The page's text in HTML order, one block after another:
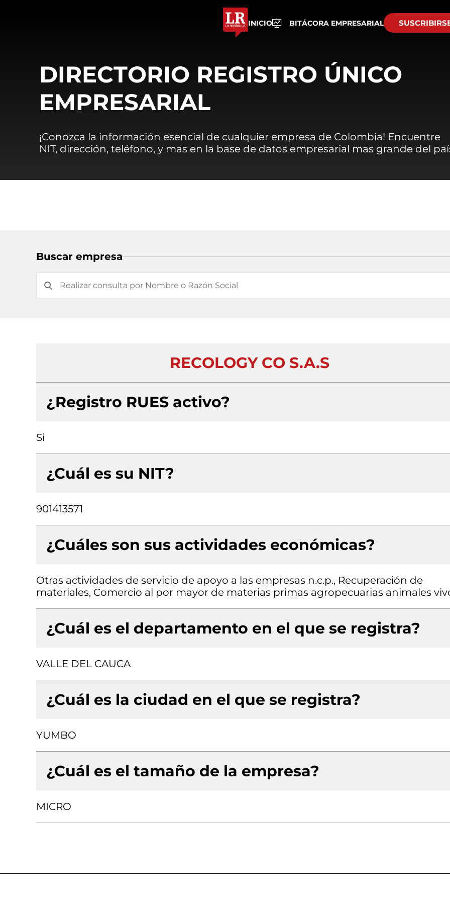
INICIO BITÁCORA EMPRESARIAL
DIRECTORIO REGISTRO ÚNICO
EMPRESARIAL
¡Conozca la información esencial de cualquier empresa de Colombia! Encuentre
NIT, dirección, teléfono, y mas en la base de datos empresarial mas grande del
Buscar empresa
RECOLOGY CO S.A.S
¿Registro RUES activo?
Si
¿Cuál es su NIT?
901413571
¿Cuáles son sus actividades económicas?
Otras actividades de servicio de apoyo a las empresas n.c.p., Recuperación de
materiales, Comercio al por mayor de materias primas agropecuarias animales
¿Cuál es el departamento en el que se registra?
VALLE DEL CAUCA
¿Cuál es la ciudad en el que se registra?
YUMBO
¿Cuál es el tamaño de la empresa?
MICRO